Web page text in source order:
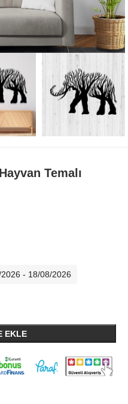
Temalı
- 18/08/2026
EKLE